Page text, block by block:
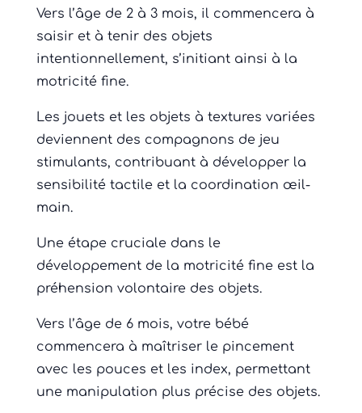
Vers l’âge de 2 à 3 mois, il commencera à
saisir et à tenir des objets
intentionnellement, s’initiant ainsi à la
motricité fine.
Les jouets et les objets à textures variées
deviennent des compagnons de jeu
stimulants, contribuant à développer la
sensibilité tactile et la coordination œil-
main.
Une étape cruciale dans le
développement de la motricité fine est la
préhension volontaire des objets.
Vers l’âge de 6 mois, votre bébé
commencera à maîtriser le pincement
avec les pouces et les index, permettant
une manipulation plus précise des objets.